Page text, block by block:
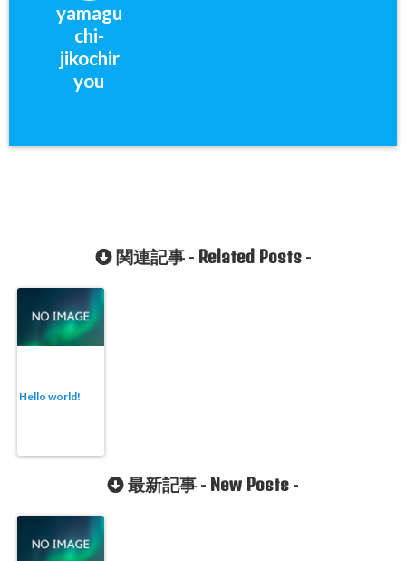
yamagu
chi-
jikochir
you
関連記事 - Related Posts-
Hello world!
最新記事 - New Posts -